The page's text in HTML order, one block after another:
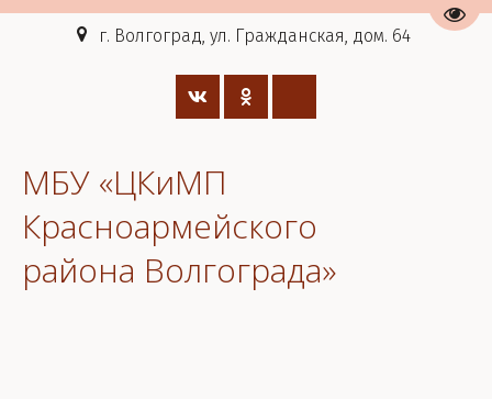
г. Волгоград, ул. Гражданская, дом. 64
МБУ «ЦКиМП
Красноармейского
района Волгограда»